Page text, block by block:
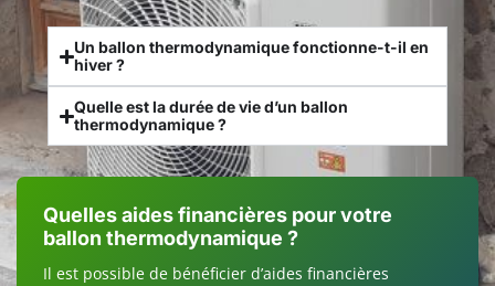
Un ballon thermodynamique fonctionne-t-il en
hiver ?
Quelle est la durée de vie d’un ballon
thermodynamique ?
Quelles aides financières pour votre
ballon thermodynamique ?
Il est possible de bénéficier d’aides financières